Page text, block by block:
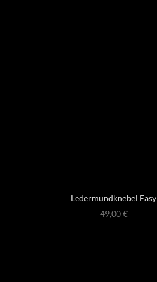
Ledermundknebel Easy
49,00€